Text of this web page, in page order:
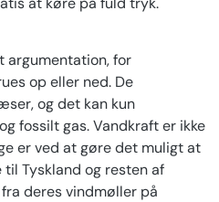
argumentation, for
op eller ned. De
og det kan kun
fossilt gas. Vandkraft er ikke
er ved at gøre det muligt at
Tyskland og resten af
deres vindmøller på